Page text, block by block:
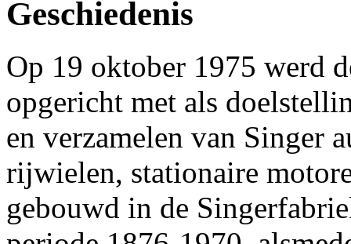
Geschiedenis
Op 19 oktober 1975 werd
opgericht met als
en verzamelen van Singer
rijwielen, stationaire
gebouwd in de